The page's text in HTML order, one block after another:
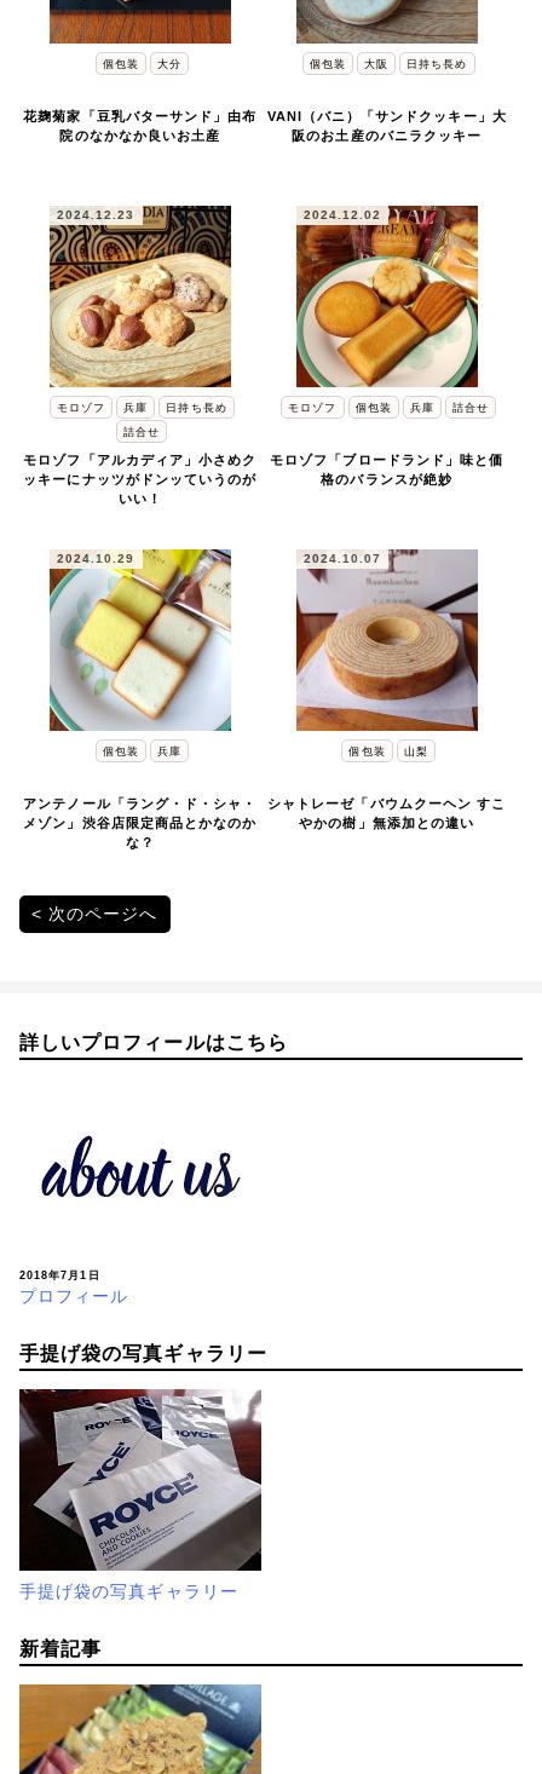
個包装 大分
花麹菊家「豆乳バターサンド」由布
院のなかなか良いお土産
個包装 大阪 日持ち長め
VANI（バニ）「サンドクッキー」大
阪のお土産のバニラクッキー
2024.12.23
モロゾフ 兵庫
日持ち長め
詰合せ
モロゾフ「アルカディア」小さめク
ッキーにナッツがドンッていうのが
いい！
2024.12.02
モロゾフ 個包装 兵庫 詰合せ
モロゾフ「ブロードランド」味と価
格のバランスが絶妙
2024.10.29
個包装 兵庫
アンテノール「ラング・ド・シャ・
メゾン」渋谷店限定商品とかなのか
な？
2024.10.07
個包装 山梨
シャトレーゼ「バウムクーヘン すこ
やかの樹」無添加との違い
投
ビ
シ
ン
次のページへ
詳しいプロフィールはこちら
2018年7月1日
プロフィール
手提げ袋の写真ギャラリー
手提げ袋の写真ギャラリー
新着記事